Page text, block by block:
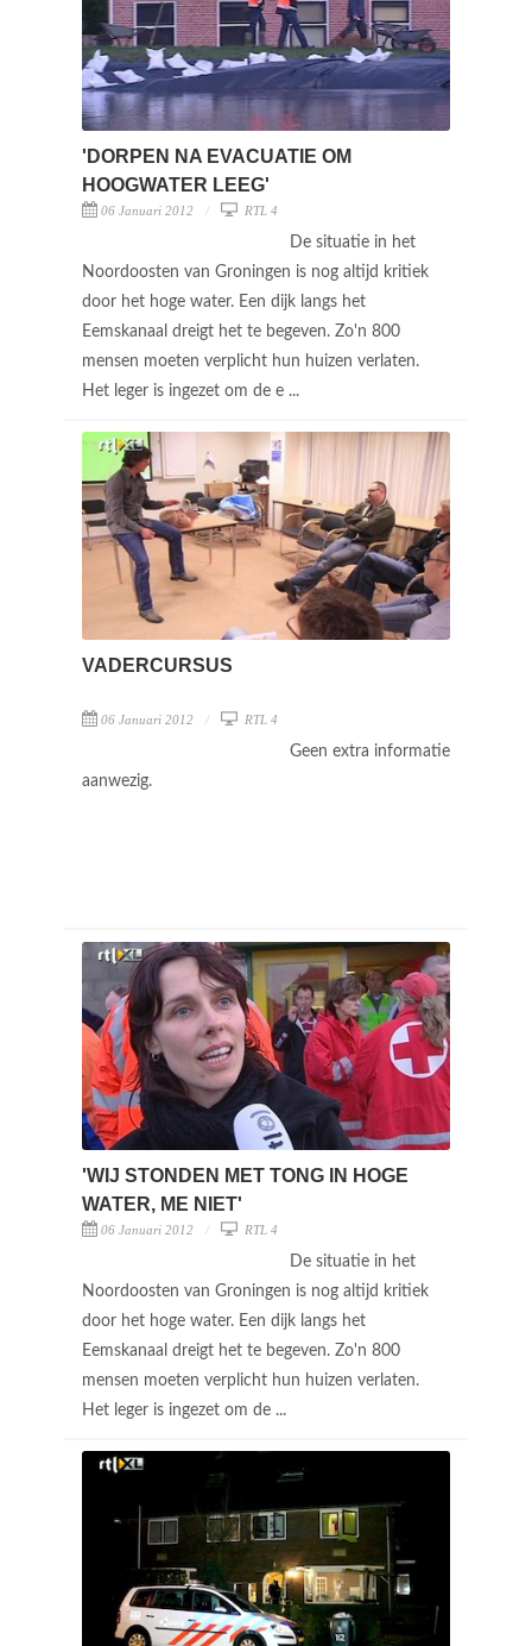
'DORPEN NA EVACUATIE OM
HOOGWATER LEEG'
06 Januari 2012 RTL 4
De situatie in het
Noordoosten van Groningen is nog altijd kritiek
door het hoge water. Een dijk langs het
Eemskanaal dreigt het te begeven. Zo'n 800
mensen moeten verplicht hun huizen verlaten.
Het leger is ingezet om de e ...
VADERCURSUS
06 Januari 2012 RTL 4
Geen extra informatie
aanwezig.
'WIJ STONDEN MET TONG IN HOGE
WATER, ME NIET'
06 Januari 2012 RTL 4
De situatie in het
Noordoosten van Groningen is nog altijd kritiek
door het hoge water. Een dijk langs het
Eemskanaal dreigt het te begeven. Zo'n 800
mensen moeten verplicht hun huizen verlaten.
Het leger is ingezet om de ...